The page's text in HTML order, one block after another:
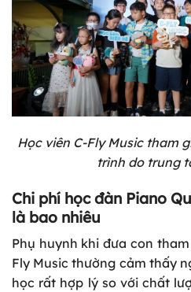
Học viên C-Fly Music tham
trình do trung
Chi phí học đàn Piano
là bao nhiêu
Phụ huynh khi đưa con
Fly Music thường cảm thấy
học rất hợp lý so với chất